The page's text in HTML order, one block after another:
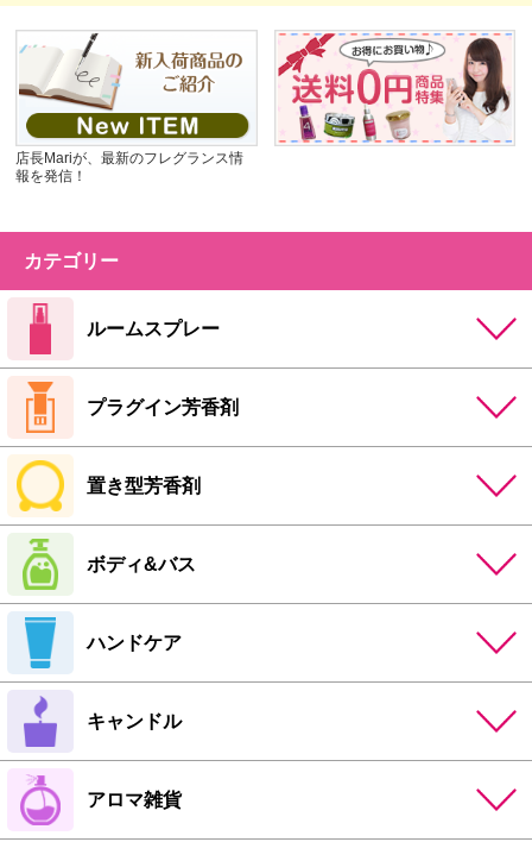
店長Mariが、最新のフレグランス情
報を発信！
カテゴリー
ルームスプレー
プラグイン芳香剤
置き型芳香剤
ボディ&バス
ハンドケア
キャンドル
アロマ雑貨